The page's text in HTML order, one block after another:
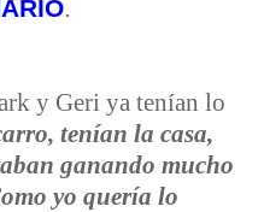
.
y Geri ya tenían lo
tenían la casa,
ganando mucho
yo quería lo